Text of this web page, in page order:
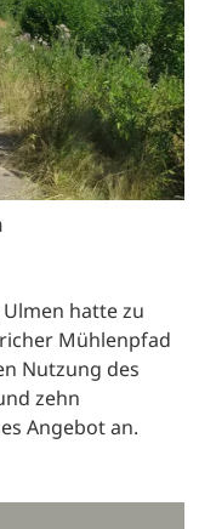
hatte zu
Mühlenpfad
Nutzung des
zehn
Angebot an.